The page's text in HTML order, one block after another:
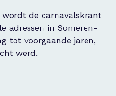
de carnavalskrant
adressen in Someren-
tot voorgaande jaren,
werd.